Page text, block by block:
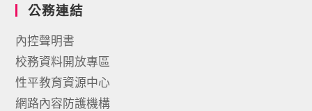
公務連結
內控聲明書
校務資料開放專區
性平教育資源中心
網路內容防護機構